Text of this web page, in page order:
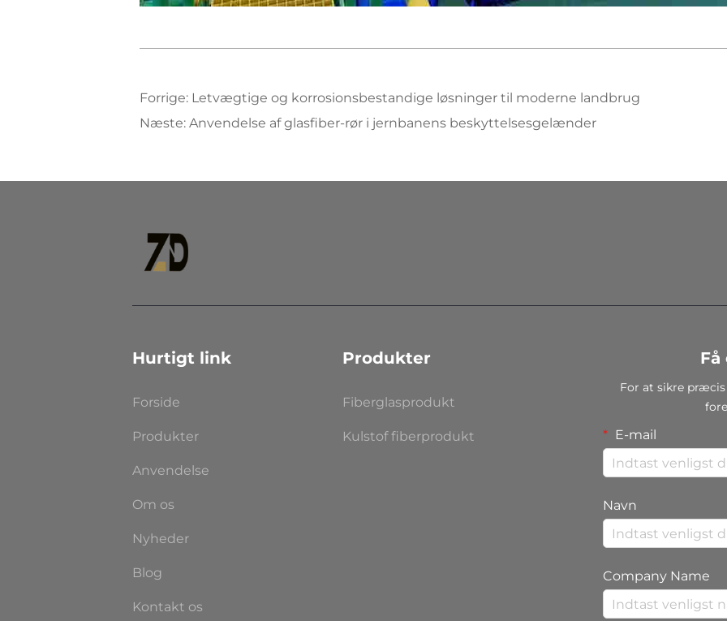
Forrige: Letvægtige og korrosionsbestandige løsninger til moderne landbrug
Næste: Anvendelse af glasfiber-rør i jernbanens beskyttelsesgelænder
Hurtigt link
Forside
Produkter
Anvendelse
Om os
Nyheder
Blog
Kontakt os
Produkter
Fiberglasprodukt
Kulstof fiberprodukt
For at sikre
E-mail
Navn
Company Name